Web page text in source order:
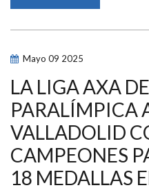
CAMPEONES
MARTA
MIGUEL
REINAN
EN
CUARTA
JORNADA
DE
LA
LIGA
AXA,
VALLADOLID
Mayo 09 2025
LA LIGA AXA
PARALÍMPICA
VALLADOLID
CAMPEONES
18 MEDALLAS